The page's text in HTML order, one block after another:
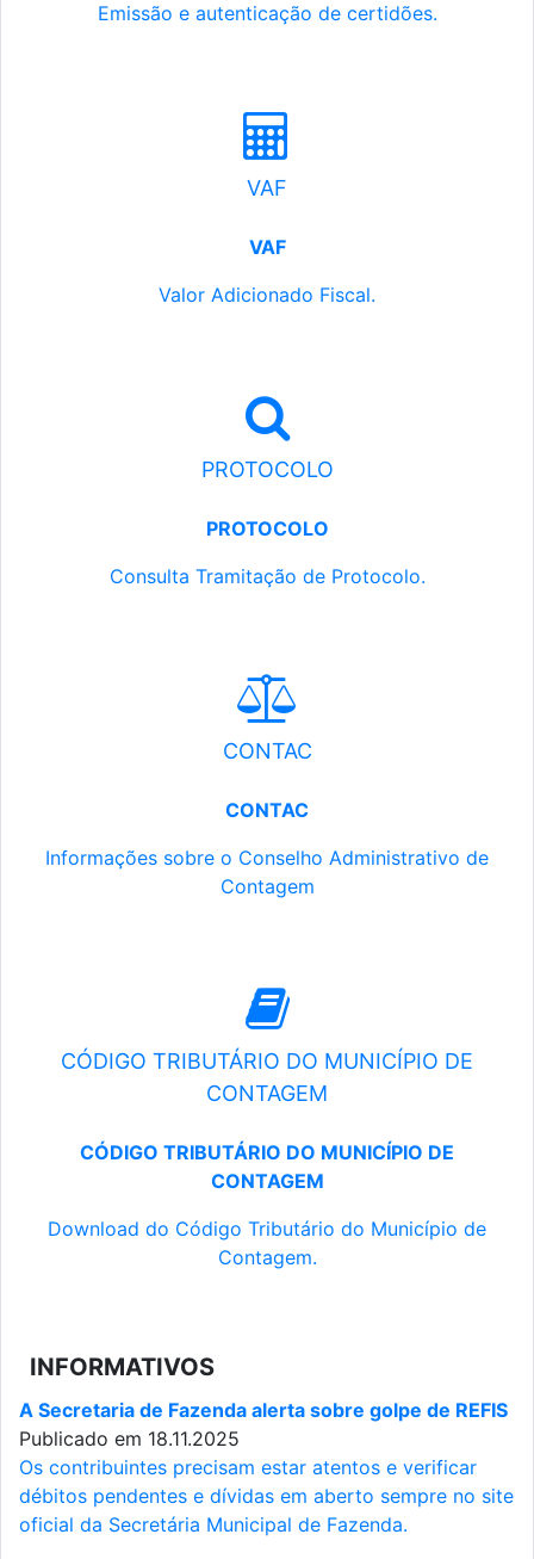
Emissão e autenticação de certidões.
VAF
VAF
Valor Adicionado Fiscal.
PROTOCOLO
PROTOCOLO
Consulta Tramitação de Protocolo.
CONTAC
CONTAC
Informações sobre o Conselho Administrativo de
Contagem
CÓDIGO TRIBUTÁRIO DO MUNICÍPIO DE
CONTAGEM
CÓDIGO TRIBUTÁRIO DO MUNICÍPIO DE
CONTAGEM
Download do Código Tributário do Município de
Contagem.
INFORMATIVOS
A Secretaria de Fazenda alerta sobre golpe de REFIS
Publicado em 18.11.2025
Os contribuintes precisam estar atentos e verificar
débitos pendentes e dívidas em aberto sempre no site
oficial da Secretária Municipal de Fazenda.